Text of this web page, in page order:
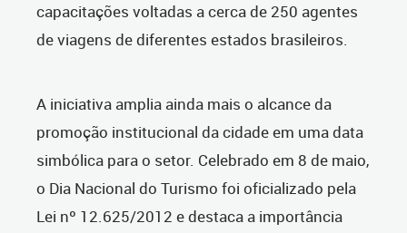
capacitações voltadas a cerca de 250 agentes
de viagens de diferentes estados brasileiros.
A iniciativa amplia ainda mais o alcance da
promoção institucional da cidade em uma data
simbólica para o setor. Celebrado em 8 de maio,
o Dia Nacional do Turismo foi oficializado pela
Lei nº 12.625/2012 e destaca a importância